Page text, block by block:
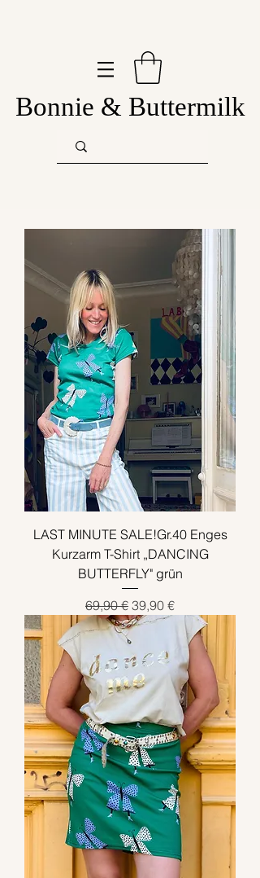
Bonnie & Buttermilk
LAST MINUTE SALE!Gr.40 Enges
Kurzarm T-Shirt „DANCING
BUTTERFLY" grün
Standardpreis
69,90 € Sale-Preis
39,90 €